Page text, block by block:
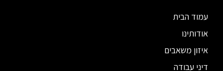
עמוד הבית
אודותינו
איזון משאבים
דיני עבודה